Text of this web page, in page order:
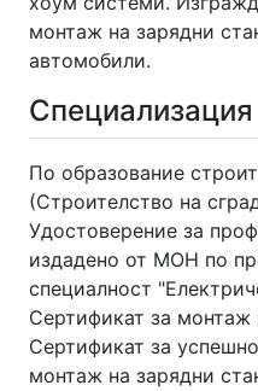
монтаж на зарядни
автомобили.
По образование
(Строителство на
Удостоверение за
издадено от МОН по
специалност
Сертификат за
Сертификат за
монтаж на зарядни